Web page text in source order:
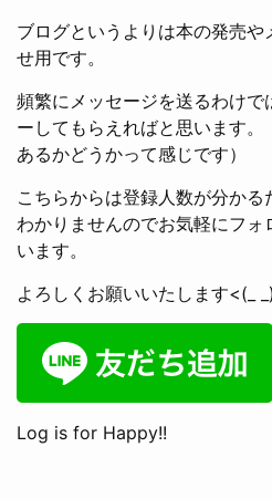
ブログというよりは本の発売
せ用です。
頻繁にメッセージを送るわけで
ーしてもらえればと思います。
あるかどうかって感じです）
こちらからは登録人数が分か
わかりませんのでお気軽にフ
います。
よろしくお願いいたします<(_
Log is for Happy!!